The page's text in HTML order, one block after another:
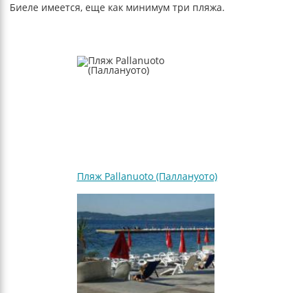
Биеле имеется, еще как минимум три пляжа.
Пляж Pallanuoto (Паллануото)